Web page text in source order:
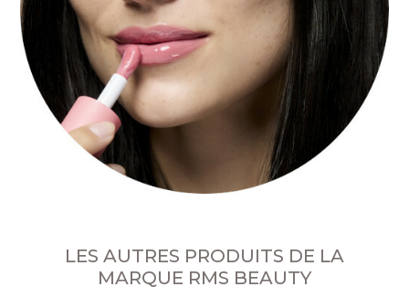
LES AUTRES PRODUITS DE LA
MARQUE RMS BEAUTY